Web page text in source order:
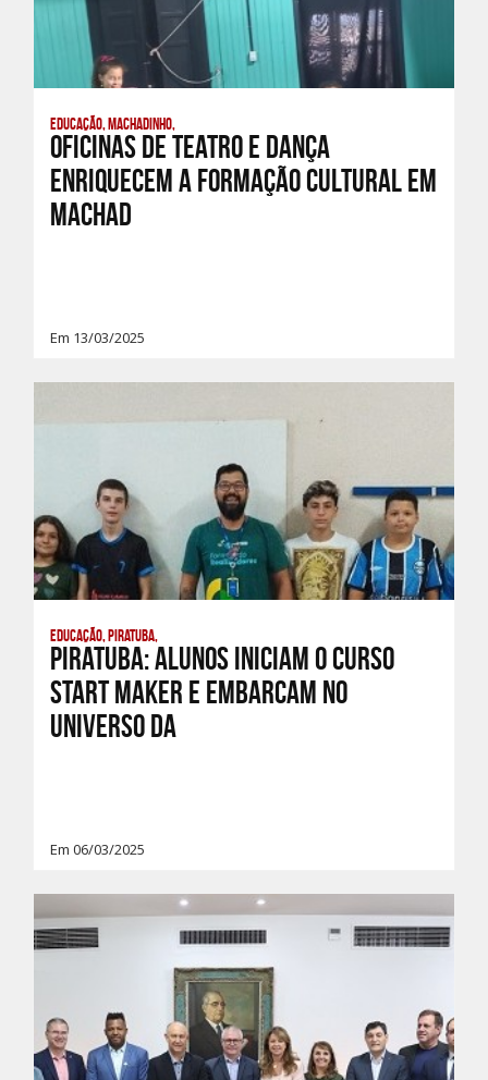
Educação, Machadinho,
Oficinas de Teatro e Dança
enriquecem a formação cultural em
Machad
Em 13/03/2025
Educação, Piratuba,
PIRATUBA: ALUNOS INICIAM O CURSO
START MAKER E EMBARCAM NO
UNIVERSO DA
Em 06/03/2025